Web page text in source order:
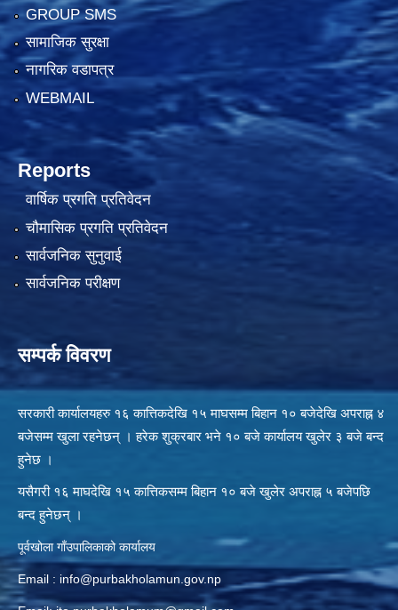
GROUP SMS
सामाजिक सुरक्षा
नागरिक वडापत्र
WEBMAIL
Reports
वार्षिक प्रगति प्रतिवेदन
चौमासिक प्रगति प्रतिवेदन
सार्वजनिक सुनुवाई
सार्वजनिक परीक्षण
सम्पर्क विवरण
सरकारी कार्यालयहरु १६ कात्तिकदेखि १५ माघसम्म बिहान १० बजेदेखि अपराह्न ४
बजेसम्म खुला रहनेछन् । हरेक शुक्रबार भने १० बजे कार्यालय खुलेर ३ बजे बन्द
हुनेछ ।
यसैगरी १६ माघदेखि १५ कात्तिकसम्म बिहान १० बजे खुलेर अपराह्न ५ बजेपछि
बन्द हुनेछन् ।
पूर्वखोला गाँउपालिकाको कार्यालय
Email : info@purbakholamun.gov.np